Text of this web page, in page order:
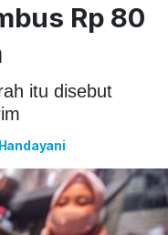
Rp 80
itu disebut